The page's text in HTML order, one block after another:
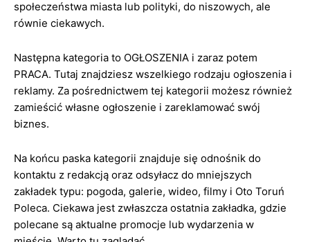
społeczeństwa miasta lub polityki, do niszowych, ale
równie ciekawych.
Następna kategoria to OGŁOSZENIA i zaraz potem
PRACA. Tutaj znajdziesz wszelkiego rodzaju ogłoszenia i
reklamy. Za pośrednictwem tej kategorii możesz również
zamieścić własne ogłoszenie i zareklamować swój
biznes.
Na końcu paska kategorii znajduje się odnośnik do
kontaktu z redakcją oraz odsyłacz do mniejszych
zakładek typu: pogoda, galerie, wideo, filmy i Oto Toruń
Poleca. Ciekawa jest zwłaszcza ostatnia zakładka, gdzie
polecane są aktualne promocje lub wydarzenia w